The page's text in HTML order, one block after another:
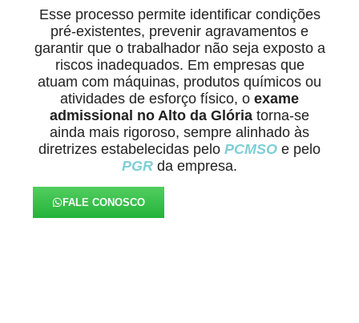
Esse processo permite identificar condições
pré-existentes, prevenir agravamentos e
garantir que o trabalhador não seja exposto a
riscos inadequados. Em empresas que
atuam com máquinas, produtos químicos ou
atividades de esforço físico, o exame
admissional no Alto da Glória torna-se
ainda mais rigoroso, sempre alinhado às
diretrizes estabelecidas pelo PCMSO e pelo
PGR da empresa.
FALE CONOSCO